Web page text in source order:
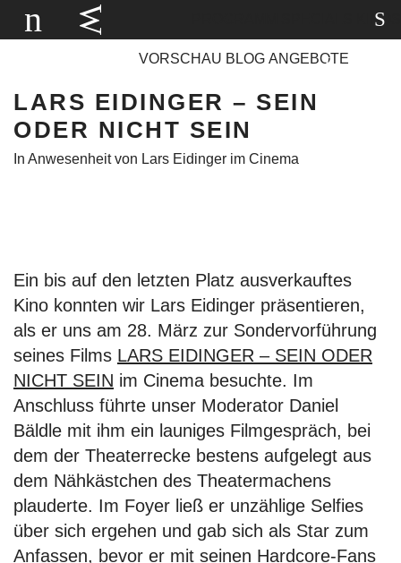
KINOS
VORSCHAU BLOG ANGEBOTE
LARS EIDINGER – SEIN
ODER NICHT SEIN
In Anwesenheit von Lars Eidinger im Cinema
Ein bis auf den letzten Platz ausverkauftes
Kino konnten wir Lars Eidinger präsentieren,
als er uns am 28. März zur Sondervorführung
seines Films LARS EIDINGER – SEIN ODER
NICHT SEIN im Cinema besuchte. Im
Anschluss führte unser Moderator Daniel
Bäldle mit ihm ein launiges Filmgespräch, bei
dem der Theaterrecke bestens aufgelegt aus
dem Nähkästchen des Theatermachens
plauderte. Im Foyer ließ er unzählige Selfies
über sich ergehen und gab sich als Star zum
Anfassen, bevor er mit seinen Hardcore-Fans